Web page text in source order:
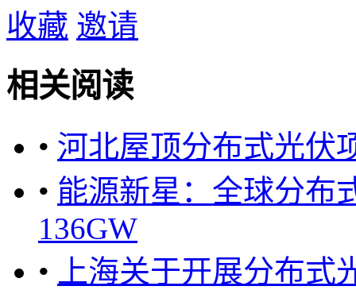
收藏 邀请
相关阅读
• 河北屋顶分布式光伏
• 能源新星：全球分布
136GW
•
上海关于开展分布式